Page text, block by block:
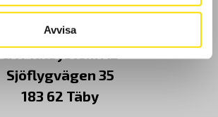
Avvisa
Kontakt
CA Mätsystem AB
Sjöflygvägen 35
183 62 Täby